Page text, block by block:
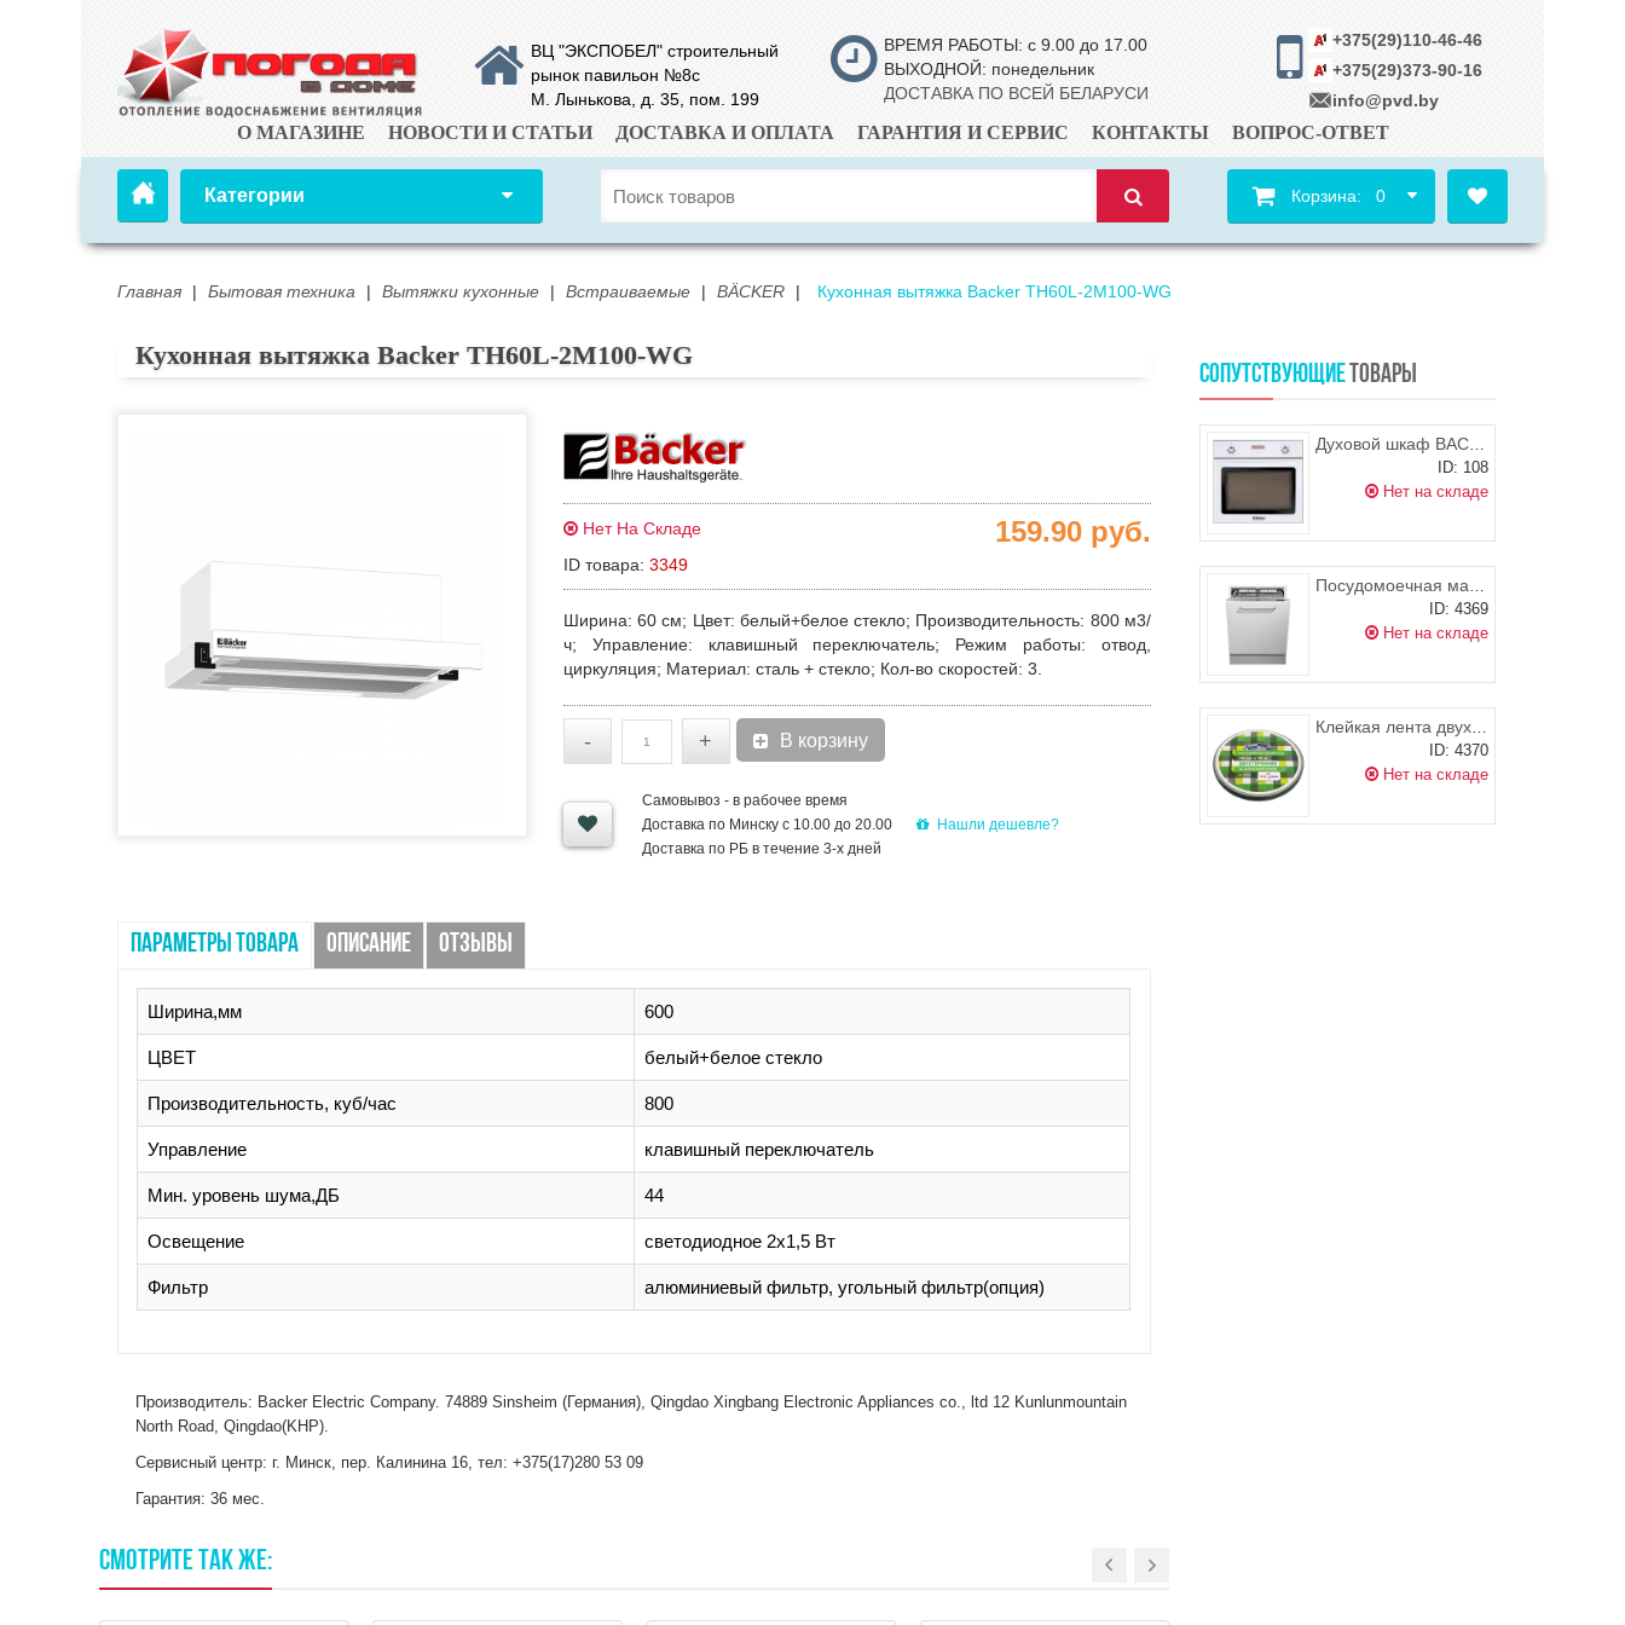
ВЦ "ЭКСПОБЕЛ" строительный
рынок павильон №8с
М. Лынькова, д. 35, пом. 199
ВРЕМЯ РАБОТЫ: с 9.00 до 17.00
ВЫХОДНОЙ: понедельник
ДОСТАВКА ПО ВСЕЙ БЕЛАРУСИ
+375(29)110-46-46
+375(29)373-90-16
info@pvd.by
О МАГАЗИНЕ НОВОСТИ И СТАТЬИ ДОСТАВКА И ОПЛАТА ГАРАНТИЯ И СЕРВИС КОНТАКТЫ ВОПРОС-ОТВЕТ
Категории Корзина: 0
Главная | Бытовая техника | Вытяжки кухонные | Встраиваемые | BÄCKER | Кухонная вытяжка Backer TH60L-2М100-WG
Кухонная вытяжка Backer TH60L-2М100-WG
Нет На Складе
ID товара: 3349
159.90 руб.
Ширина: 60 см; Цвет: белый+белое стекло; Производительность: 800 м3/
ч; Управление: клавишный переключатель; Режим работы: отвод,
циркуляция; Материал: сталь + стекло; Кол-во скоростей: 3.
- + В корзину
Самовывоз - в рабочее время
Доставка по Минску с 10.00 до 20.00
Доставка по РБ в течение 3-х дней
Нашли дешевле?
ПАРАМЕТРЫ ТОВАРА ОПИСАНИЕ ОТЗЫВЫ
Ширина,мм 600
ЦВЕТ белый+белое стекло
Производительность, куб/час 800
Управление клавишный переключатель
Мин. уровень шума,ДБ 44
Освещение светодиодное 2х1,5 Вт
Фильтр алюминиевый фильтр, угольный фильтр(опция)
Производитель: Baсker Electric Company. 74889 Sinsheim (Германия), Qingdao Xingbang Electronic Appliances co., ltd 12 Kunlunmountain
North Road, Qingdao(KHP).
Сервисный центр: г. Минск, пер. Калинина 16, тел: +375(17)280 53 09
Гарантия: 36 мес.
СМОТРИТЕ ТАКЖЕ:
СОПУТСТВУЮЩИЕТОВАРЫ
Духовой шкаф BACKER BM68T1-A1-White
ID: 108
Нет на складе
Посудомоечная машина TEKA DW8 41 FI INOX
ID: 4369
Нет на складе
Клейкая лента двухсторонняя вспененная (скотч), 15 мм х 10 м, Klebebander
ID: 4370
Нет на складе